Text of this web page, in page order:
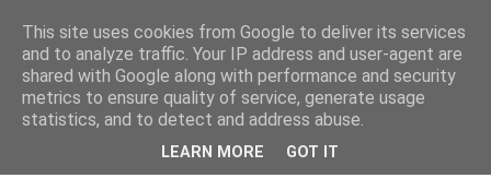
This site uses cookies from Google to deliver its services
and to analyze traffic. Your IP address and user-agent are
shared with Google along with performance and security
metrics to ensure quality of service, generate usage
statistics, and to detect and address abuse.
LEARN MORE GOT IT